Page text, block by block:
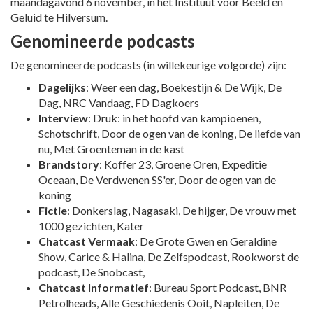
Geluid te Hilversum.
Genomineerde podcasts
De genomineerde podcasts (in willekeurige volgorde) zijn:
Dagelijks: Weer een dag, Boekestijn & De Wijk, De
Dag, NRC Vandaag, FD Dagkoers
Interview: Druk: in het hoofd van kampioenen,
Schotschrift, Door de ogen van de koning, De liefde van
nu, Met Groenteman in de kast
Brandstory: Koffer 23, Groene Oren, Expeditie
Oceaan, De Verdwenen SS'er, Door de ogen van de
koning
Fictie: Donkerslag, Nagasaki, De hijger, De vrouw met
1000 gezichten, Kater
Chatcast Vermaak: De Grote Gwen en Geraldine
Show, Carice & Halina, De Zelfspodcast, Rookworst de
podcast, De Snobcast,
Chatcast Informatief: Bureau Sport Podcast, BNR
Petrolheads, Alle Geschiedenis Ooit, Napleiten, De